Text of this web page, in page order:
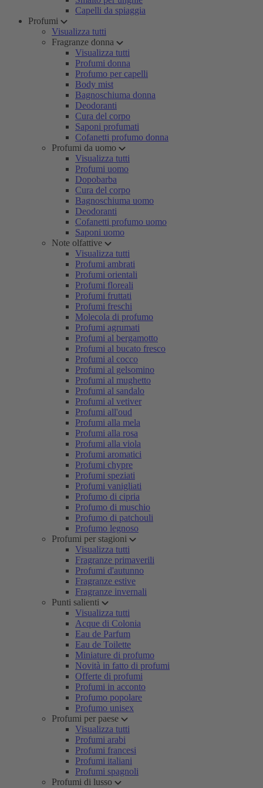
Capelli da spiaggia
Profumi
Visualizza tutti
Fragranze donna
Visualizza tutti
Profumi donna
Profumo per capelli
Body mist
Bagnoschiuma donna
Deodoranti
Cura del corpo
Saponi profumati
Cofanetti profumo donna
Profumi da uomo
Visualizza tutti
Profumi uomo
Dopobarba
Cura del corpo
Bagnoschiuma uomo
Deodoranti
Cofanetti profumo uomo
Saponi uomo
Note olfattive
Visualizza tutti
Profumi ambrati
Profumi orientali
Profumi floreali
Profumi fruttati
Profumi freschi
Molecola di profumo
Profumi agrumati
Profumi al bergamotto
Profumi al bucato fresco
Profumi al cocco
Profumi al gelsomino
Profumi al mughetto
Profumi al sandalo
Profumi al vetiver
Profumi all'oud
Profumi alla mela
Profumi alla rosa
Profumi alla viola
Profumi aromatici
Profumi chypre
Profumi speziati
Profumi vanigliati
Profumo di cipria
Profumo di muschio
Profumo di patchouli
Profumo legnoso
Profumi per stagioni
Visualizza tutti
Fragranze primaverili
Profumi d'autunno
Fragranze estive
Fragranze invernali
Punti salienti
Visualizza tutti
Acque di Colonia
Eau de Parfum
Eau de Toilette
Miniature di profumo
Novità in fatto di profumi
Offerte di profumi
Profumi in acconto
Profumo popolare
Profumo unisex
Profumi per paese
Visualizza tutti
Profumi arabi
Profumi francesi
Profumi italiani
Profumi spagnoli
Profumi di lusso